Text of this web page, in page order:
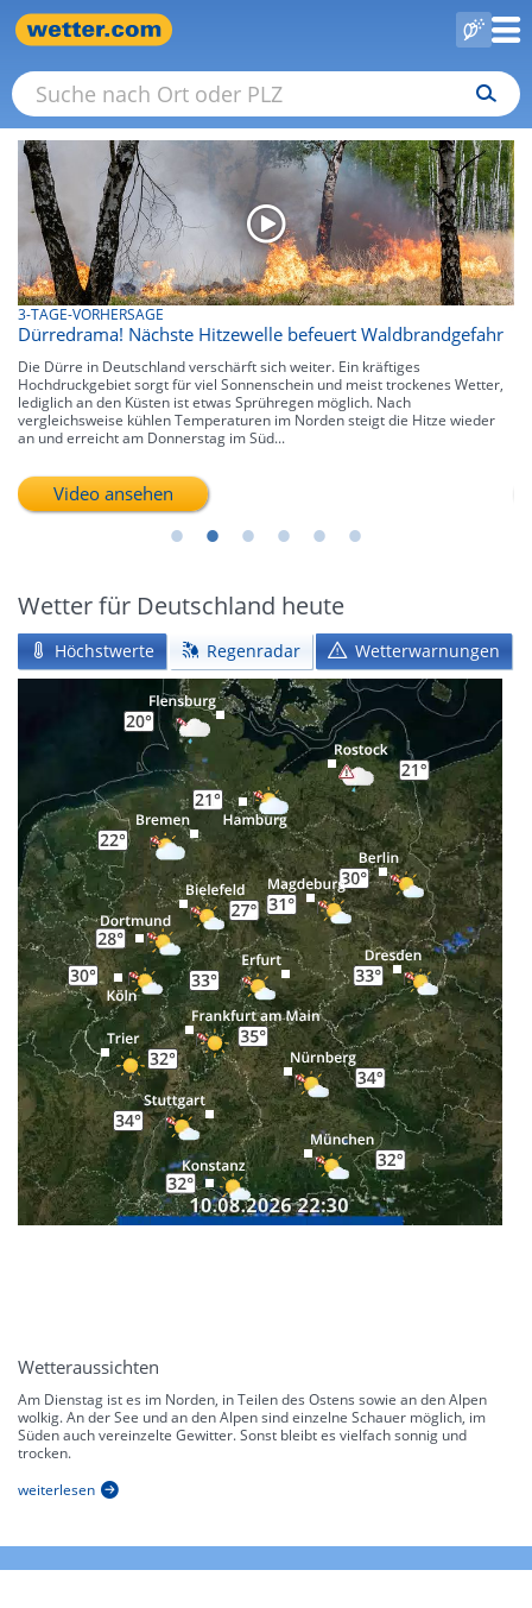
3-TAGE-VORHERSAGE
Dürredrama! Nächste Hitzewelle befeuert Waldbrandgefahr
Die Dürre in Deutschland verschärft sich weiter. Ein kräftiges
Hochdruckgebiet sorgt für viel Sonnenschein und meist trockenes Wetter,
lediglich an den Küsten ist etwas Sprühregen möglich. Nach
vergleichsweise kühlen Temperaturen im Norden steigt die Hitze wieder
an und erreicht am Donnerstag im Süd...
Video ansehen
Wetter für Deutschland heute
Höchstwerte Regenradar Wetterwarnungen
Wetteraussichten
Am Dienstag ist es im Norden, in Teilen des Ostens sowie an den Alpen
wolkig. An der See und an den Alpen sind einzelne Schauer möglich, im
Süden auch vereinzelte Gewitter. Sonst bleibt es vielfach sonnig und
trocken.
weiterlesen